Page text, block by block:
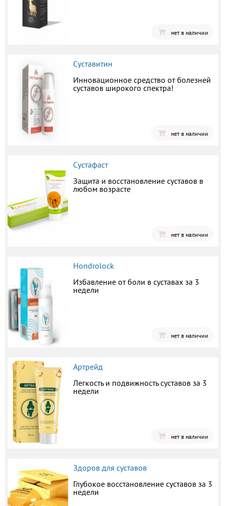
нет в наличии
Суставитин
Инновационное средство от болезней
суставов широкого спектра!
нет в наличии
Сустафаст
Защита и восстановление суставов в
любом возрасте
нет в наличии
Hondrolock
Избавление от боли в суставах за 3
недели
нет в наличии
Артрейд
Легкость и подвижность суставов за 3
недели
нет в наличии
Здоров для суставов
Глубокое восстановление суставов за 3
недели